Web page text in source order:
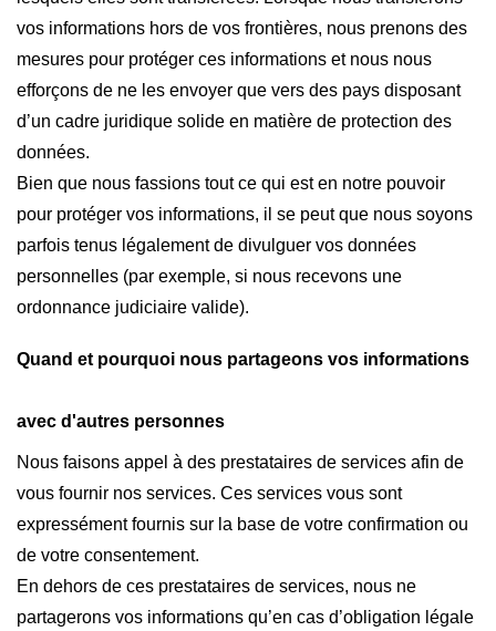
vos informations hors de vos frontières, nous prenons des
mesures pour protéger ces informations et nous nous
efforçons de ne les envoyer que vers des pays disposant
d’un cadre juridique solide en matière de protection des
données.
Bien que nous fassions tout ce qui est en notre pouvoir
pour protéger vos informations, il se peut que nous soyons
parfois tenus légalement de divulguer vos données
personnelles (par exemple, si nous recevons une
ordonnance judiciaire valide).
Quand et pourquoi nous partageons vos informations
avec d'autres personnes
Nous faisons appel à des prestataires de services afin de
vous fournir nos services. Ces services vous sont
expressément fournis sur la base de votre confirmation ou
de votre consentement.
En dehors de ces prestataires de services, nous ne
partagerons vos informations qu’en cas d’obligation légale